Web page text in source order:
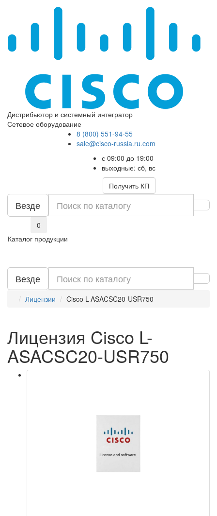
Дистрибьютор и системный интегратор
Сетевое оборудование
8 (800) 551-94-55
sale@cisco-russia.ru.com
с 09:00 до 19:00
выходные: сб, вс
Получить КП
Везде
0
Каталог продукции
Везде
Лицензии Cisco L-ASACSC20-USR750
Лицензия Cisco L-
ASACSC20-USR750